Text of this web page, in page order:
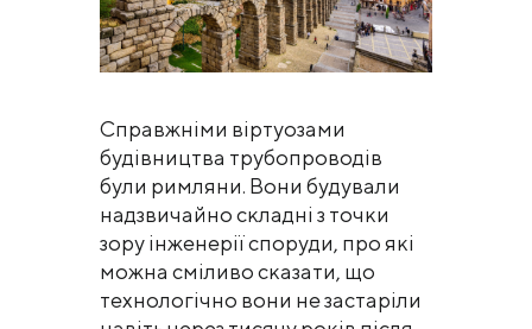
Справжніми віртуозами
будівництва трубопроводів
були римляни. Вони будували
надзвичайно складні з точки
зору інженерії споруди, про які
можна сміливо сказати, що
технологічно вони не застаріли